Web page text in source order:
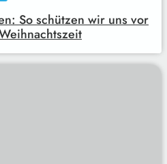
So schützen wir uns vor